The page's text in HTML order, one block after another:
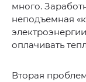
много.
неподъемная
оплачивать
Вторая